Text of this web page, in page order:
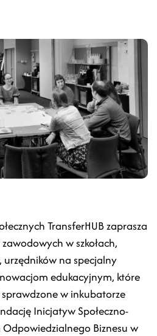
TransferHUB zaprasza
w szkołach,
na specjalny
edukacyjnym, które
w inkubatorze
Inicjatyw Społeczno-
Odpowiedzialnego Biznesu w